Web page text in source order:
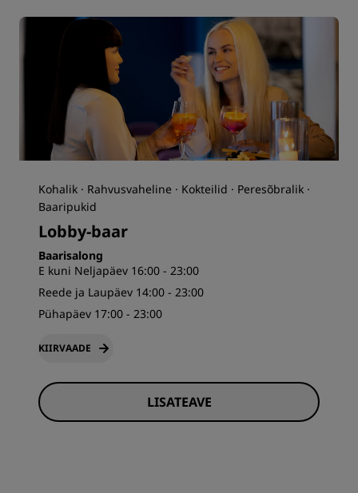
Kohalik · Rahvusvaheline · Kokteilid · Peresõbralik ·
Baaripukid
Lobby-baar
Baarisalong
E kuni Neljapäev 16:00 - 23:00
Reede ja Laupäev 14:00 - 23:00
Pühapäev 17:00 - 23:00
KIIRVAADE
LISATEAVE